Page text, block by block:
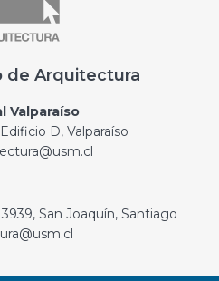
Arquitectura
Valparaíso
D, Valparaíso
San Joaquín, Santiago